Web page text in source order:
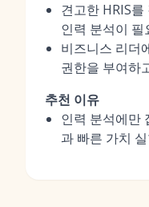
견고한 HRIS
인력 분석이 필
비즈니스 리더
권한을 부여하
추천 이유
인력 분석에만
과 빠른 가치